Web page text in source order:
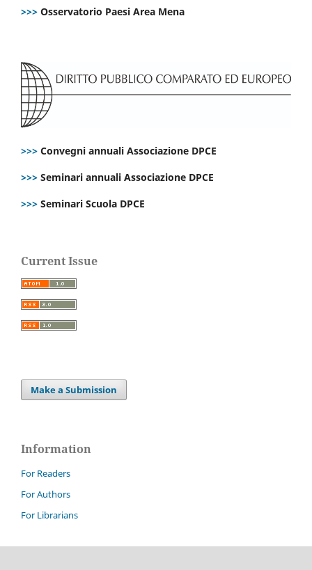
>>> Osservatorio Paesi Area Mena
>>> Convegni annuali Associazione DPCE
>>> Seminari annuali Associazione DPCE
>>> Seminari Scuola DPCE
Current Issue
Make a Submission
Information
For Readers
For Authors
For Librarians